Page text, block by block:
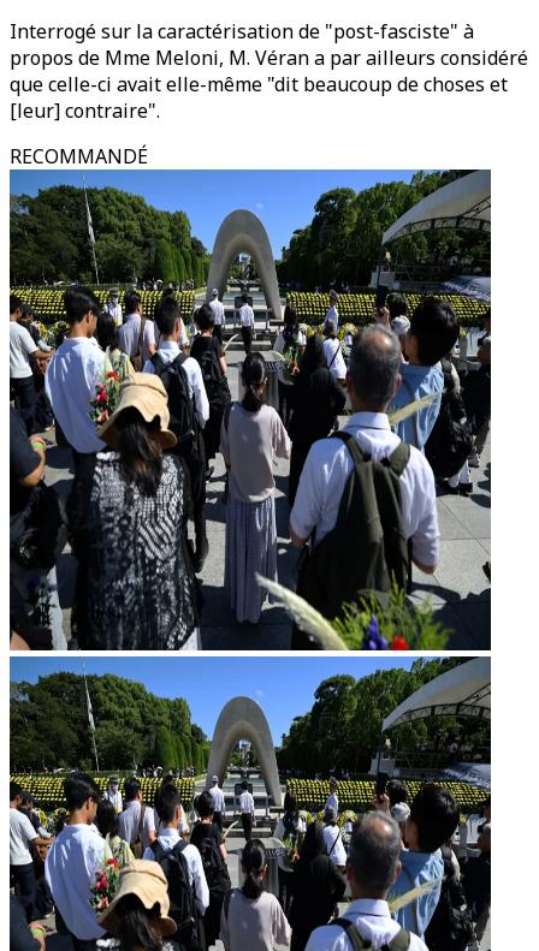
Interrogé sur la caractérisation de "post-fasciste" à
propos de Mme Meloni, M. Véran a par ailleurs considéré
que celle-ci avait elle-même "dit beaucoup de choses et
[leur] contraire".
RECOMMANDÉ